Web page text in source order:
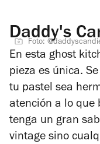
Daddy's
Foto:
En esta ghost
pieza es única.
tu pastel sea
atención a lo que
tenga un gran
vintage sino